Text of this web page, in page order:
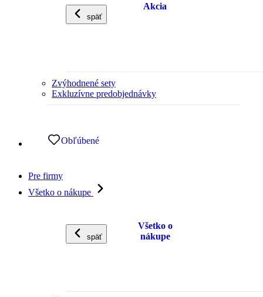
späť
Akcia
Zvýhodnené sety
Exkluzívne predobjednávky
Obľúbené
Pre firmy
Všetko o nákupe
späť
Všetko o
nákupe